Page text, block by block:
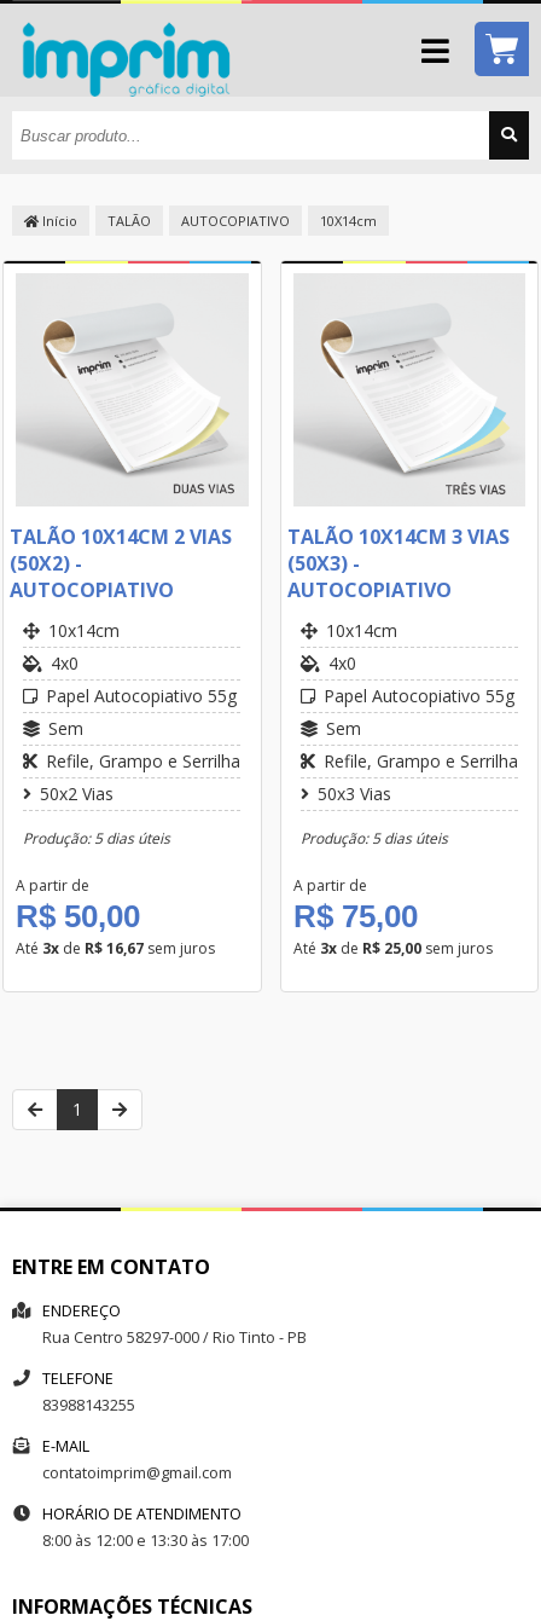
Início TALÃO AUTOCOPIATIVO 10X14cm
TALÃO 10X14CM 2 VIAS
(50X2) -
AUTOCOPIATIVO
10x14cm
4x0
Papel Autocopiativo 55g
Sem
Refile, Grampo e Serrilha
50x2 Vias
Produção: 5 dias úteis
A partir de
R$ 50,00
Até 3x de R$ 16,67 sem juros
TALÃO 10X14CM 3 VIAS
(50X3) -
AUTOCOPIATIVO
10x14cm
4x0
Papel Autocopiativo 55g
Sem
Refile, Grampo e Serrilha
50x3 Vias
Produção: 5 dias úteis
A partir de
R$ 75,00
Até 3xde R$ 25,00sem juros
1
ENTRE EM CONTATO
ENDEREÇO
Rua Centro 58297-000/Rio Tinto - PB
TELEFONE
83988143255
E-MAIL
contatoimprim@gmail.com
HORÁRIO DE ATENDIMENTO
8:00 às 12:00 e 13:30 às 17:00
INFORMAÇÕES TÉCNICAS